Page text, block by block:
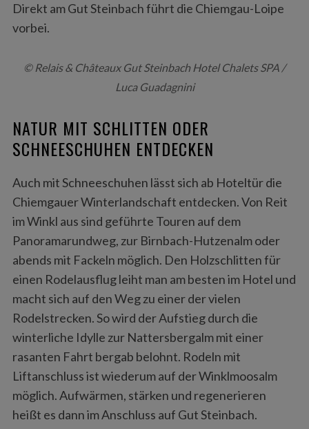
Direkt am Gut Steinbach führt die Chiemgau-Loipe
vorbei.
© Relais & Châteaux Gut Steinbach Hotel Chalets SPA /
Luca Guadagnini
NATUR MIT SCHLITTEN ODER
SCHNEESCHUHEN ENTDECKEN
Auch mit Schneeschuhen lässt sich ab Hoteltür die
Chiemgauer Winterlandschaft entdecken. Von Reit
im Winkl aus sind geführte Touren auf dem
Panoramarundweg, zur Birnbach-Hutzenalm oder
abends mit Fackeln möglich. Den Holzschlitten für
einen Rodelausflug leiht man am besten im Hotel und
macht sich auf den Weg zu einer der vielen
Rodelstrecken. So wird der Aufstieg durch die
winterliche Idylle zur Nattersbergalm mit einer
rasanten Fahrt bergab belohnt. Rodeln mit
Liftanschluss ist wiederum auf der Winklmoosalm
möglich. Aufwärmen, stärken und regenerieren
heißt es dann im Anschluss auf Gut Steinbach.